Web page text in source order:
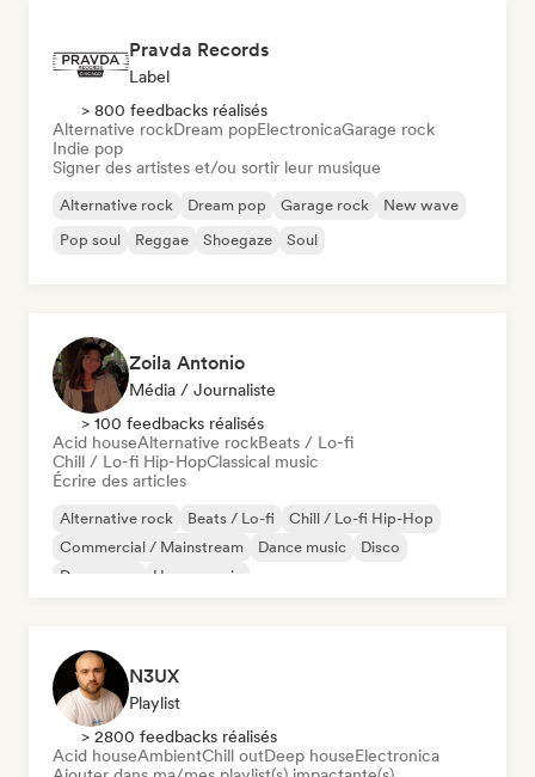
Pravda Records
Label
> 800 feedbacks réalisés
Alternative rockDream popElectronicaGarage rock
Indie pop
Signer des artistes et/ou sortir leur musique
Alternative rock Dream pop Garage rock
New wave
Pop soul
Reggae Shoegaze Soul
Zoila Antonio
Média / Journaliste
> 100 feedbacks réalisés
Acid houseAlternative rockBeats / Lo-fi
Chill / Lo-fi Hip-HopClassical music
Écrire des articles
Alternative rock Beats / Lo-fi
Chill / Lo-fi Hip-Hop
Commercial / Mainstream
Dance music
Disco
Dream pop
House music
N3UX
Playlist
> 2800 feedbacks réalisés
Acid houseAmbientChill outDeep houseElectronica